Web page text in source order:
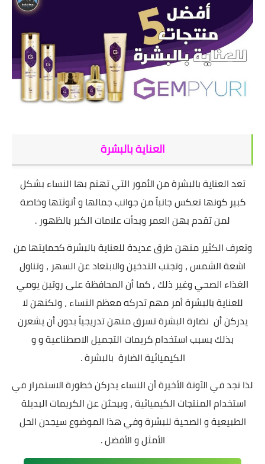
العناية بالبشرة
تعدالعناية بالبشرةمن الأمور التي تهتم بها النساء بشكل
كبير كونها تعكس جانباً من جوانب جمالها و أنوثتها وخاصة
لمن تقدم بهن العمر وبدأت علامات الكبر بالظهور .
وتعرف الكثير منهن طرق عديدة للعناية بالبشرة كحمايتها من
اشعة الشمس ، وتجنب التدخين والابتعاد عن السهر ، وتناول
الغذاء الصحي وغير ذلك ، كما أن المحافظة على روتين يومي
للعناية بالبشرة أمر مهم تدركه معظم النساء ، ولكنهن لا
يدركن أن نضارة البشرة تسرق منهن تدريجياً بدون أن يشعرن
بذلك بسبب استخدام كريمات التجميل الاصطناعية و و
الكيميائية الضارة بالبشرة .
لذا نجد في الآونة الأخيرة أن النساء يدركن خطورة الاستمرار في
استخدام المنتجات الكيميائية ، ويبحثن عن الكريمات البديلة
الطبيعية و الصحية للبشرة وفي هذا الموضوع سيجدن الحل
الأمثل و الأفضل .